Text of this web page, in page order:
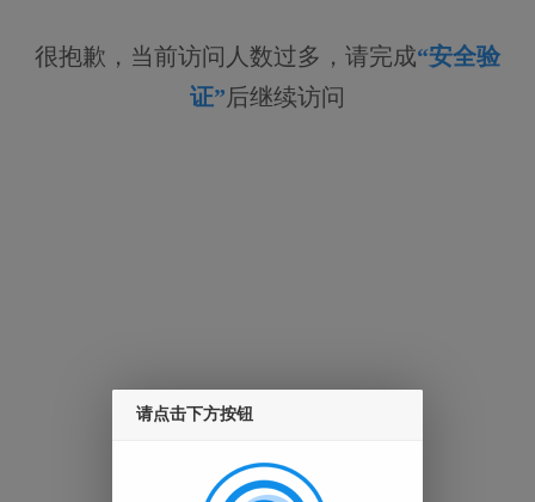
很抱歉，当前访问人数过多，请完成“安全验
证”后继续访问
请点击下方按钮